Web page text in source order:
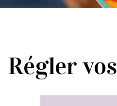
Régler